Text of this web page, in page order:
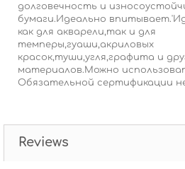
долговечность и
бумаги.Идеально
как для акварели,так и для
темперы,гуаши,акриловых
красок,туши,угля,графита и
материалов.Можно
Обязательной сертификации
Reviews